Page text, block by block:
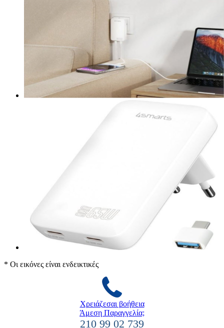
* Οι εικόνες είναι ενδεικτικές
Χρειάζεσαι βοήθεια
Άμεση Παραγγελία;
210 99 02 739